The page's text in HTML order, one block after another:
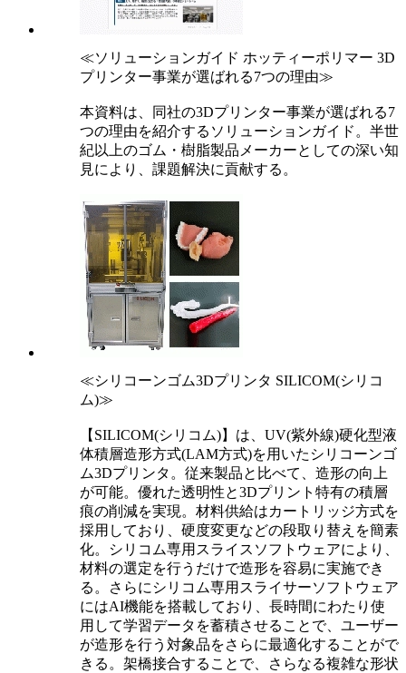
≪ソリューションガイド ホッティーポリマー 3D
プリンター事業が選ばれる7つの理由≫
本資料は、同社の3Dプリンター事業が選ばれる7
つの理由を紹介するソリューションガイド。半世
紀以上のゴム・樹脂製品メーカーとしての深い知
見により、課題解決に貢献する。
≪シリコーンゴム3Dプリンタ SILICOM(シリコ
ム)≫
【SILICOM(シリコム)】は、UV(紫外線)硬化型液
体積層造形方式(LAM方式)を用いたシリコーンゴ
ム3Dプリンタ。従来製品と比べて、造形の向上
が可能。優れた透明性と3Dプリント特有の積層
痕の削減を実現。材料供給はカートリッジ方式を
採用しており、硬度変更などの段取り替えを簡素
化。シリコム専用スライスソフトウェアにより、
材料の選定を行うだけで造形を容易に実施でき
る。さらにシリコム専用スライサーソフトウェア
にはAI機能を搭載しており、長時間にわたり使
用して学習データを蓄積させることで、ユーザー
が造形を行う対象品をさらに最適化することがで
きる。架橋接合することで、さらなる複雑な形状